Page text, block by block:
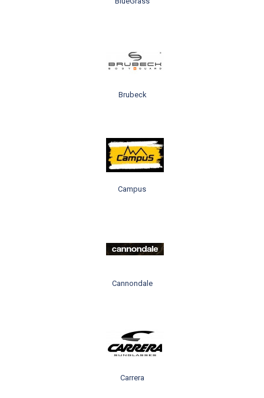
Brubeck
Campus
Cannondale
Carrera